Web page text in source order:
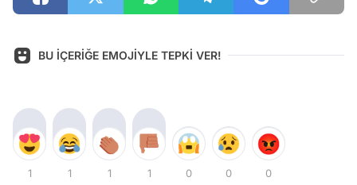
BU İÇERİĞE EMOJİYLE TEPKİ VER!
1 1 1 1 0 0 0